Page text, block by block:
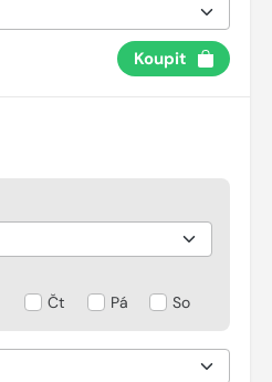
Koupit
Čt Pá So